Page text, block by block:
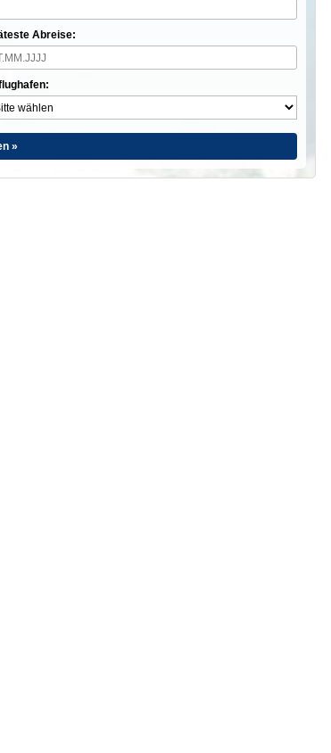
Abreise:
»